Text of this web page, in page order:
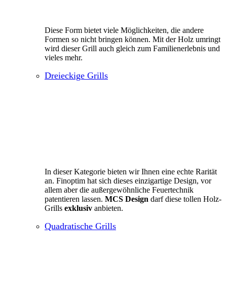
Diese Form bietet viele Möglichkeiten, die andere
Formen so nicht bringen können. Mit der Holz umringt
wird dieser Grill auch gleich zum Familienerlebnis und
vieles mehr.
Dreieckige Grills
In dieser Kategorie bieten wir Ihnen eine echte Rarität
an. Finoptim hat sich dieses einzigartige Design, vor
allem aber die außergewöhnliche Feuertechnik
patentieren lassen. MCS Design darf diese tollen Holz-
Grills exklusiv anbieten.
Quadratische Grills